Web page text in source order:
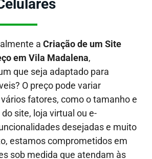
a Criação de um Site
em Vila Madalena,
que seja adaptado para
O preço pode variar
fatores, como o tamanho e
site, loja virtual ou e-
desejadas e muito
estamos comprometidos em
sob medida que atendam às